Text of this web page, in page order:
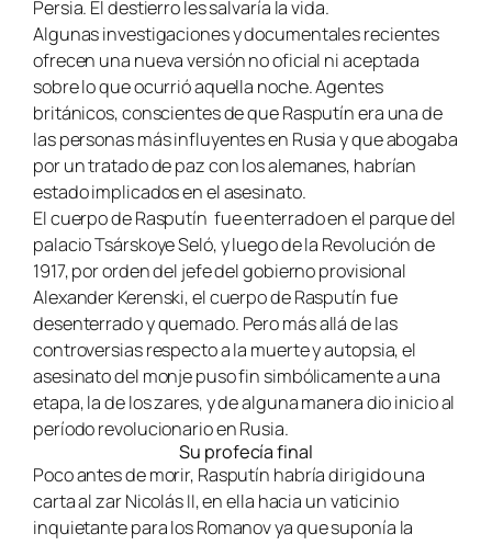
Persia. El destierro les salvaría la vida.
Algunas investigaciones y documentales recientes
ofrecen una nueva versión no oficial ni aceptada
sobre lo que ocurrió aquella noche. Agentes
británicos, conscientes de que Rasputín era una de
las personas más influyentes en Rusia y que abogaba
por un tratado de paz con los alemanes, habrían
estado implicados en el asesinato.
El cuerpo de Rasputín fue enterrado en el parque del
palacio Tsárskoye Seló, y luego de la Revolución de
1917, por orden del jefe del gobierno provisional
Alexander Kerenski, el cuerpo de Rasputín fue
desenterrado y quemado. Pero más allá de las
controversias respecto a la muerte y autopsia, el
asesinato del monje puso fin simbólicamente a una
etapa, la de los zares, y de alguna manera dio inicio al
período revolucionario en Rusia.
Su profecía final
Poco antes de morir, Rasputín habría dirigido una
carta al zar Nicolás II, en ella hacia un vaticinio
inquietante para los Romanov ya que suponía la